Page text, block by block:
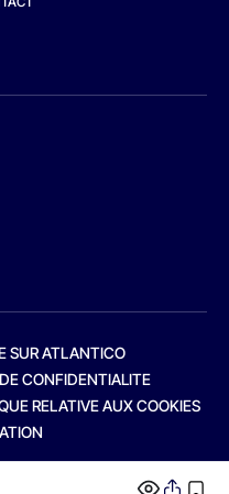
SUR ATLANTICO
CONFIDENTIALITE
RELATIVE AUX COOKIES